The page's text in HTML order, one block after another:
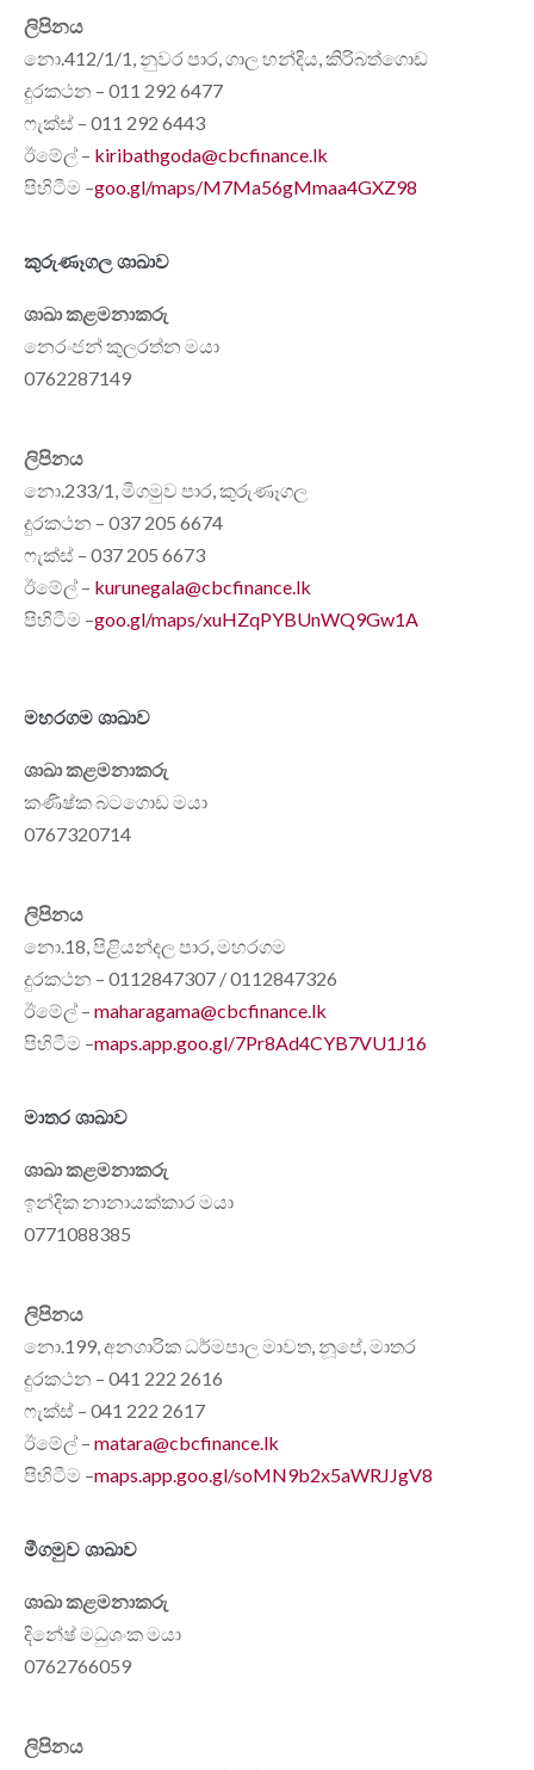
ලිපිනය
නො.412/1/1, නුවර පාර, ගාල හන්දිය, කිරිබත්ගොඩ
දුරකථන – 011 292 6477
ෆැක්ස් – 011 292 6443
ඊමේල් – kiribathgoda@cbcfinance.lk
පිහිටීම –goo.gl/maps/M7Ma56gMmaa4GXZ98
කුරුණෑගල ශාඛාව
ශාඛා කළමනාකරු
නෙරංජන් කුලරත්න මයා
0762287149
ලිපිනය
නො.233/1, මීගමුව පාර, කුරුණෑගල
දුරකථන – 037 205 6674
ෆැක්ස් – 037 205 6673
ඊමේල් – kurunegala@cbcfinance.lk
පිහිටීම –goo.gl/maps/xuHZqPYBUnWQ9Gw1A
මහරගම ශාඛාව
ශාඛා කළමනාකරු
කණිෂ්ක බටගොඩ මයා
0767320714
ලිපිනය
නො.18, පිළියන්දල පාර, මහරගම
දුරකථන – 0112847307 / 0112847326
ඊමේල් – maharagama@cbcfinance.lk
පිහිටීම –maps.app.goo.gl/7Pr8Ad4CYB7VU1J16
මාතර ශාඛාව
ශාඛා කළමනාකරු
ඉන්දික නානායක්කාර මයා
0771088385
ලිපිනය
නො.199, අනගාරික ධර්මපාල මාවත, නූපේ, මාතර
දුරකථන – 041 222 2616
ෆැක්ස් – 041 222 2617
ඊමේල් – matara@cbcfinance.lk
පිහිටීම –maps.app.goo.gl/soMN9b2x5aWRJJgV8
මීගමුව ශාඛාව
ශාඛා කළමනාකරු
දිනේෂ් මධුශංක මයා
0762766059
ලිපිනය